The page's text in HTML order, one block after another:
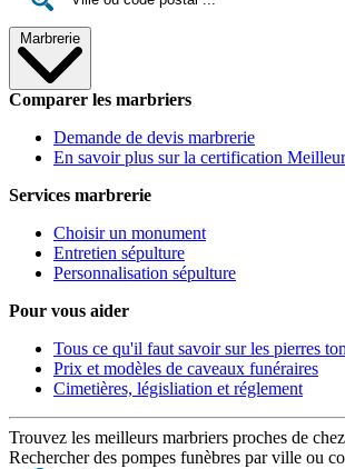
Marbrerie
Comparer les marbriers
Demande de devis marbrerie
En savoir plus sur la certification
Services marbrerie
Choisir un monument
Entretien sépulture
Personnalisation sépulture
Pour vous aider
Tous ce qu'il faut savoir sur les pierres
Prix et modèles de caveaux funéraires
Cimetières, législiation et réglement
Trouvez les meilleurs marbriers proches de
Rechercher des pompes funèbres par ville ou